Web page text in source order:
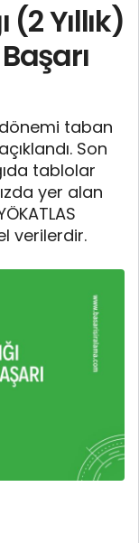
(2 Yıllık)
dönemi taban
Son
tablolar
yer alan
verilerdir.